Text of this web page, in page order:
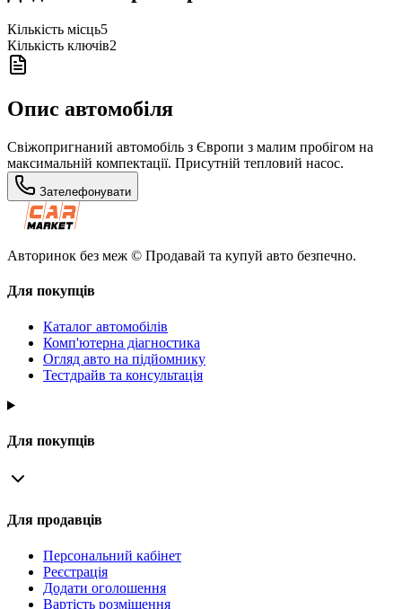
Кількість місць5
Кількість ключів2
Опис автомобіля
Свіжопригнаний автомобіль з Європи з малим пробігом на
максимальній компектації. Присутній тепловий насос.
Зателефонувати
Авторинок без меж © Продавай та купуй авто безпечно.
Для покупців
Каталог автомобілів
Комп'ютерна діагностика
Огляд авто на підйомнику
Тестдрайв та консультація
Для покупців
Для продавців
Персональний кабінет
Реєстрація
Додати оголошення
Вартість розміщення